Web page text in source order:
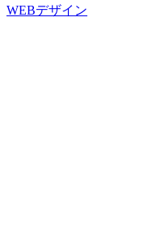
WEBデザイン